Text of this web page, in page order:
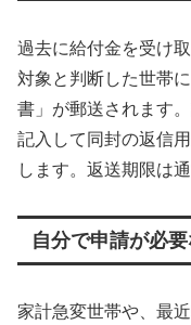
過去に給付金を受け
対象と判断した世帯
書」が郵送されます
記入して同封の返信
します。返送期限は
自分で申請が必
家計急変世帯や、最